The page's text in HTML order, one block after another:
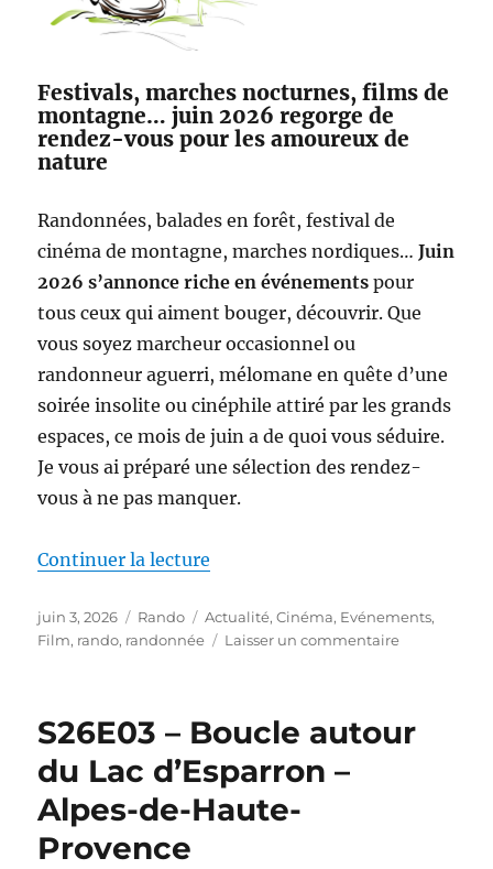
Festivals, marches nocturnes, films de
montagne… juin 2026 regorge de
rendez-vous pour les amoureux de
nature
Randonnées, balades en forêt, festival de
cinéma de montagne, marches nordiques…Juin
2026 s’annonce riche en événements pour
tous ceux qui aiment bouger, découvrir. Que
vous soyez marcheur occasionnel ou
randonneur aguerri, mélomane en quête d’une
soirée insolite ou cinéphile attiré par les grands
espaces, ce mois de juin a de quoi vous séduire.
Je vous ai préparé une sélection des rendez-
vous à ne pas manquer.
Continuer la lecture
Publié
le
juin 3, 2026 Catégories
Rando Étiquettes
Actualité,Cinéma, Evénements,
Film, rando, randonnée Laisser un commentairesur
mois-
S26E03 – Boucle autour
du Lac d’Esparron –
Alpes-de-Haute-
Provence